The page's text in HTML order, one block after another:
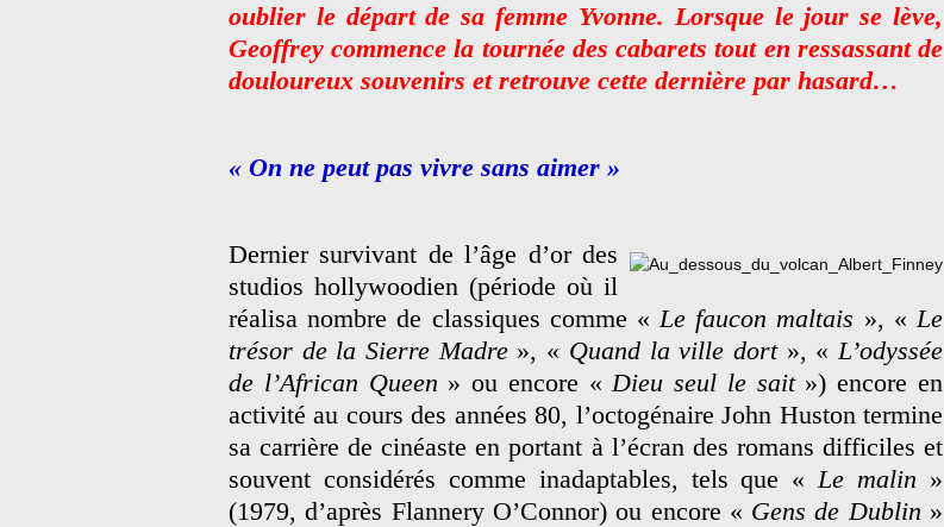
oublier le départ de sa femme Yvonne. Lorsque le jour se lève,
Geoffrey commence la tournée des cabarets tout en ressassant de
douloureux souvenirs et retrouve cette dernière par hasard…
« On ne peut pas vivre sans aimer »
Dernier survivant de l’âge d’or des
studios hollywoodien (période où il
réalisa nombre de classiques comme «Le faucon maltais », «Le
trésor de la Sierre Madre», « Quand la ville dort», «L’odyssée
de l’African Queen » ou encore «Dieu seul le sait») encore en
activité au cours des années 80, l’octogénaire John Huston termine
sa carrière de cinéaste en portant à l’écran des romans difficiles et
souvent considérés comme inadaptables, tels que «Le malin »
(1979, d’après Flannery O’Connor) ou encore « Gens de Dublin »